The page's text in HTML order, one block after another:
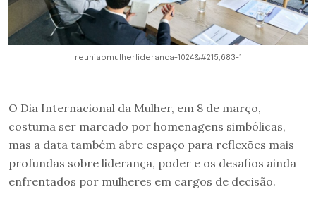
reuniaomulherlideranca-1024&#215;683-1
O Dia Internacional da Mulher, em 8 de março,
costuma ser marcado por homenagens simbólicas,
mas a data também abre espaço para reflexões mais
profundas sobre liderança, poder e os desafios ainda
enfrentados por mulheres em cargos de decisão.